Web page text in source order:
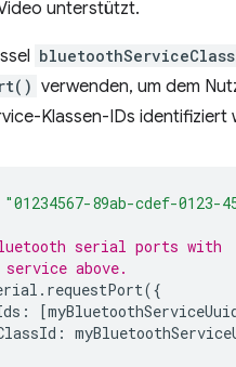
unterstützt.
verwenden, um dem
Klassen-IDs identifiziert
"01234567-89ab-cdef-0123-
serial ports with
service above.
. requestPort({
: [
: